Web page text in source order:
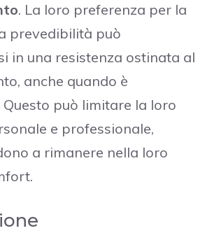
. La loro preferenza per la
prevedibilità può
in una resistenza ostinata al
anche quando è
Questo può limitare la loro
e professionale,
a rimanere nella loro